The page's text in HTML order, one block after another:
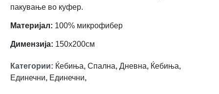
пакување во куфер.
Материјал: 100% микрофибер
Димензија: 150х200см
Категории: Ќебиња, Спална, Дневна, Ќебиња,
Единечни, Единечни,